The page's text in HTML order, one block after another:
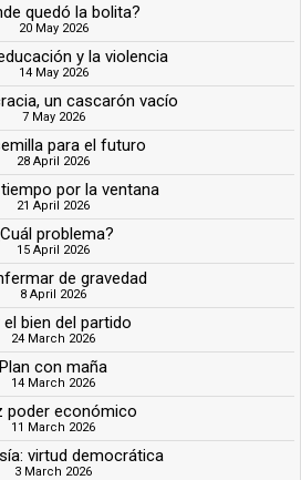
quedó la bolita?
20 May 2026
y la violencia
14 May 2026
un cascarón vacío
7 May 2026
para el futuro
28 April 2026
por la ventana
21 April 2026
problema?
15 April 2026
de gravedad
8 April 2026
el bien del partido
24 March 2026
Plan con maña
14 March 2026
poder económico
11 March 2026
virtud democrática
3 March 2026